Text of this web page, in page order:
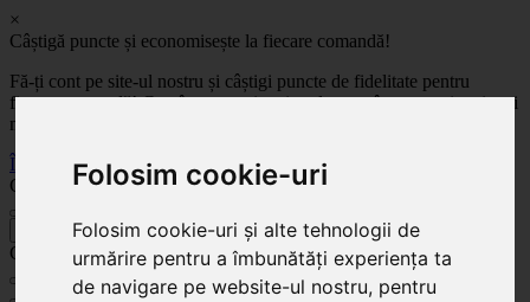
Folosim cookie-uri
Folosim cookie-uri și alte tehnologii de
urmărire pentru a îmbunătăți experiența ta
de navigare pe website-ul nostru, pentru
×
Câștigă puncte și economisește la fiecare comandă!
Fă-ți cont pe site-ul nostru și câștigi puncte de fidelitate pentru
fiecare comandă! Cu cât comanzi mai mult, cu atât economisești mai
mult!
Înregistrează-te acum
Celoplast
Celoplast